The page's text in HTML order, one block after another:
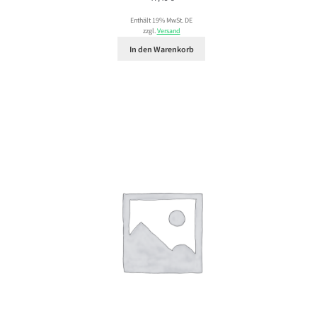
Enthält 19% MwSt. DE
zzgl.Versand
In den Warenkorb